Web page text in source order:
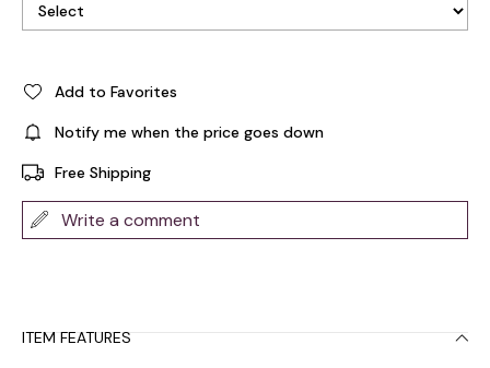
Add to Favorites
Notify me when the price goes down
Free Shipping
Write a comment
ITEM FEATURES